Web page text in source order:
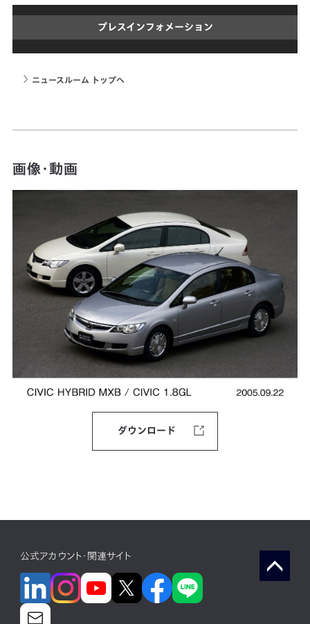
プレスインフォメーション
ニュースルーム トップへ
画像・動画
ダウンロード
公式アカウント・関連サイト